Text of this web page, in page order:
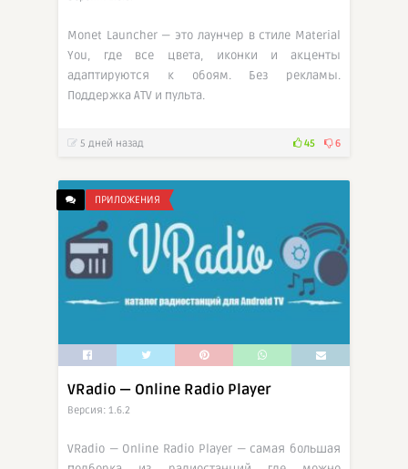
Monet Launcher — это лаунчер в стиле Material
You, где все цвета, иконки и акценты
адаптируются к обоям. Без рекламы.
Поддержка ATV и пульта.
5 дней назад 45 6
ПРИЛОЖЕНИЯ
VRadio — Online Radio Player
Версия: 1.6.2
VRadio — Online Radio Player — самая большая